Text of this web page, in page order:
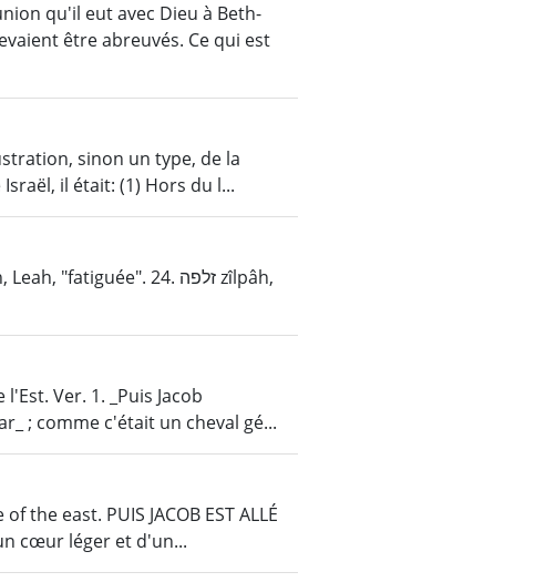
qu'il eut avec Dieu à Beth-
être abreuvés. Ce qui est
sinon un type, de la
il était: (1) Hors du l...
Ver. 1. _Puis Jacob
; comme c'était un cheval gé...
east. PUIS JACOB EST ALLÉ
cœur léger et d'un...